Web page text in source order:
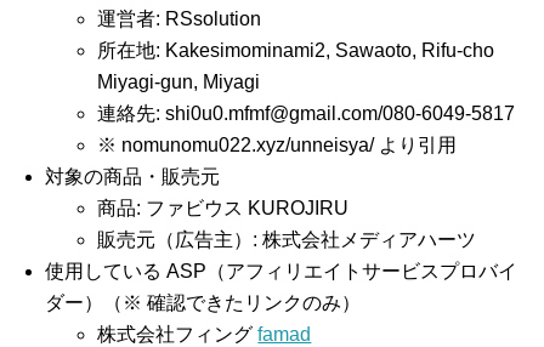
運営者: RSsolution
所在地: Kakesimominami2, Sawaoto, Rifu-cho
Miyagi-gun, Miyagi
連絡先:shi0u0.mfmf@gmail.com/080-6049-5817
※ nomunomu022.xyz/unneisya/ より引用
対象の商品・販売元
商品: ファビウス KUROJIRU
販売元（広告主）: 株式会社メディアハーツ
使用している ASP（アフィリエイトサービスプロバイ
ダー）（※ 確認できたリンクのみ）
株式会社フィングfamad